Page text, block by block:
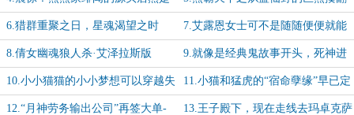
我虎大爷？-加更【4/5】 了艾露恩的无能宠物
6.猎群重聚之日，星魂渴望之时 7.艾露恩女士可不是随随便便就能
取悦的女神啊！
8.倩女幽魂狼人杀·艾泽拉斯版 9.就像是经典鬼故事开头，死神进
了城-为“霜牙之爪”兄弟加更【1/5】
10.小小猫猫的小小梦想可以穿越失
控-为“霜牙之爪”兄弟加更【2/5】
11.小猫和猛虎的“宿命孽缘”早已定
下-为霜牙之爪兄弟加更【3/5】
12.“月神劳务输出公司”再签大单- 13.王子殿下，现在走线去玛卓克萨